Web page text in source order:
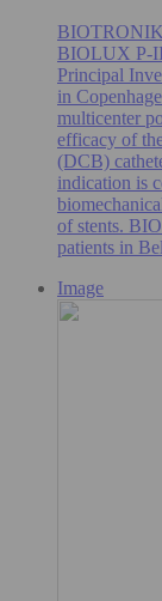
BIOTRONIK
BIOLUX P-
Principal
in
multicenter
efficacy of
(DCB)
indication is
of stents.
patients in
Image